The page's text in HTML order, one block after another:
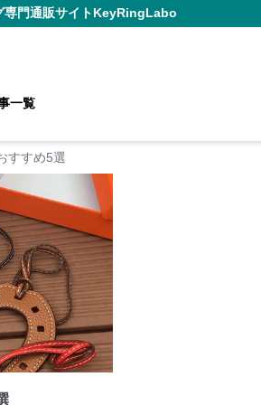
専門通販サイトKeyRingLabo
一覧
すすめ5選